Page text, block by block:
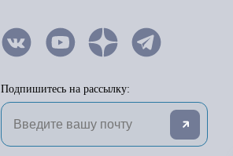
Подпишитесь на рассылку: